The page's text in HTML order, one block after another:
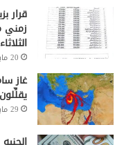
قرار
زمني
20 مايو، 2026
غاز
29 مايو، 2021